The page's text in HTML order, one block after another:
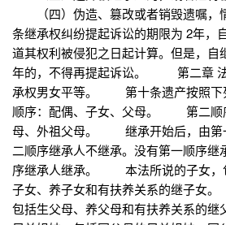
（四）伪造、篡改或者销毁遗嘱
条继承权纠纷提起诉讼的期限为 2年，
道其权利被侵犯之日起计算。但是，自
年的，不得再提起诉讼。 第二章
承权男女平等。 第十条遗产按照
顺序：配偶、子女、父母。 第二顺
母、外祖父母。 继承开始后，由第
二顺序继承人不继承。没有第一顺序继
序继承人继承。 本法所说的子女，
子女、养子女和有扶养关系的继子女
包括生父母、养父母和有扶养关系